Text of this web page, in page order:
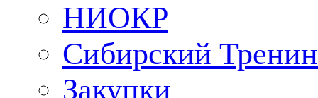
НИОКР
Сибирский
Закупки